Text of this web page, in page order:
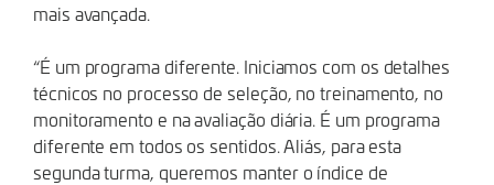
mais avançada.
“É um programa diferente. Iniciamos com os detalhes
técnicos no processo de seleção, no treinamento, no
monitoramento e na avaliação diária. É um programa
diferente em todos os sentidos. Aliás, para esta
segunda turma, queremos manter o índice de